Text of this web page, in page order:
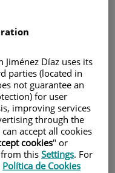
Díaz uses its
parties (located in
not guarantee an
for user
improving services
through the
accept all cookies
cookies" or
this Settings. For
Política de Cookies